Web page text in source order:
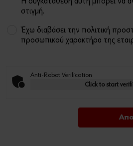
στιγμή.
Έχω διαβάσει την πολιτική
προσωπικού χαρακτήρα της
Anti-Robot Verification
Click to start